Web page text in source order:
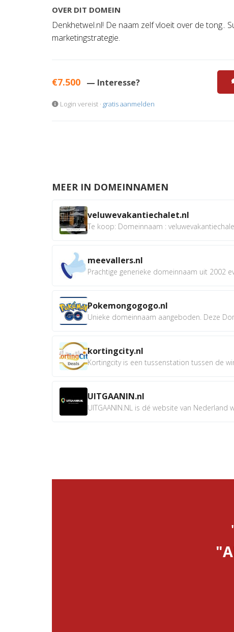
OVER DIT DOMEIN
Denkhetwel.nl! De naam zelf vloeit over de tong..
marketingstrategie.
€7.500 — Interesse?
Login vereist · gratis aanmelden
MEER IN DOMEINNAMEN
veluwevakantiechalet.nl
Te koop: Domeinnaam :
meevallers.nl
Prachtige generieke domeinnaam uit 2002
Pokemongogogo.nl
Unieke domeinnaam aangeboden. Deze
kortingcity.nl
Kortingcity is een tussenstation tussen de
UITGAANIN.nl
UITGAANIN.NL is dé website van Nederland